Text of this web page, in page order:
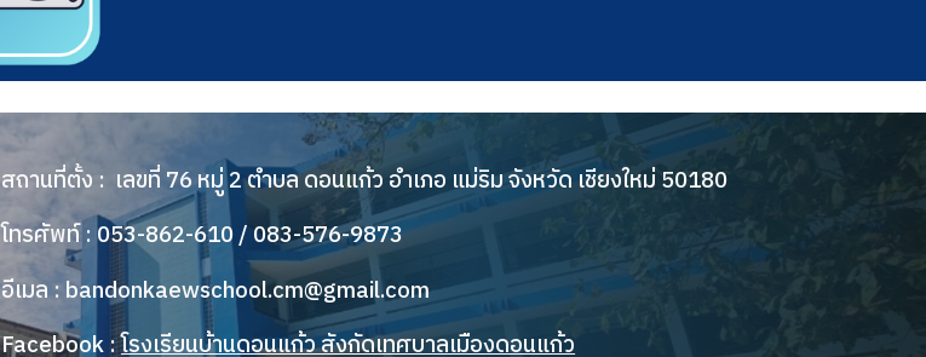
สถานที่ตั้ง : เลขที่ 76 หมู่ 2 ตำบล ดอนแก้ว อำเภอ แม่ริม จังหวัด เชียงใหม่ 50180
โทรศัพท์ :053-862-610 / 083-576-9873
อีเมล :bandonkaewschool.cm@gmail.com
Facebook :โรงเรียนบ้านดอนแก้ว สังกัดเทศบาลเมืองดอนแก้ว